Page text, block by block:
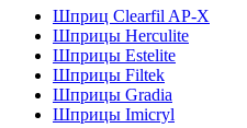
Шприц Clearfil AP-X
Шприцы Herculite
Шприцы Estelite
Шприцы Filtek
Шприцы Gradia
Шприцы Imicryl